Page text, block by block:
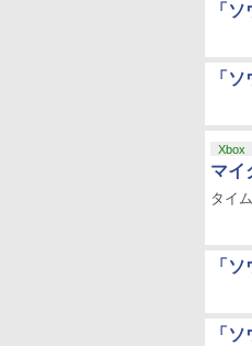
「
「
Xbox
マイ
タイ
「
「